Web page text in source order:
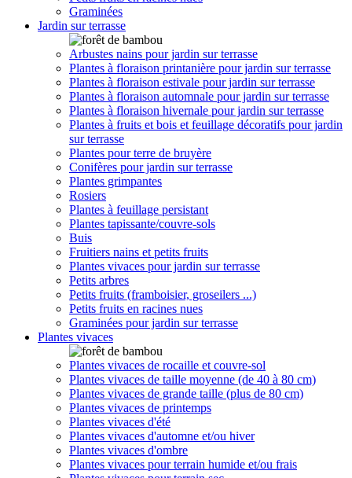
Graminées
Jardin sur terrasse
Arbustes nains pour jardin sur terrasse
Plantes à floraison printanière pour jardin sur terrasse
Plantes à floraison estivale pour jardin sur terrasse
Plantes à floraison automnale pour jardin sur terrasse
Plantes à floraison hivernale pour jardin sur terrasse
Plantes à fruits et bois et feuillage décoratifs pour jardin
sur terrasse
Plantes pour terre de bruyère
Conifères pour jardin sur terrasse
Plantes grimpantes
Rosiers
Plantes à feuillage persistant
Plantes tapissante/couvre-sols
Buis
Fruitiers nains et petits fruits
Plantes vivaces pour jardin sur terrasse
Petits arbres
Petits fruits (framboisier, groseilers ...)
Petits fruits en racines nues
Graminées pour jardin sur terrasse
Plantes vivaces
Plantes vivaces de rocaille et couvre-sol
Plantes vivaces de taille moyenne (de 40 à 80 cm)
Plantes vivaces de grande taille (plus de 80 cm)
Plantes vivaces de printemps
Plantes vivaces d'été
Plantes vivaces d'automne et/ou hiver
Plantes vivaces d'ombre
Plantes vivaces pour terrain humide et/ou frais